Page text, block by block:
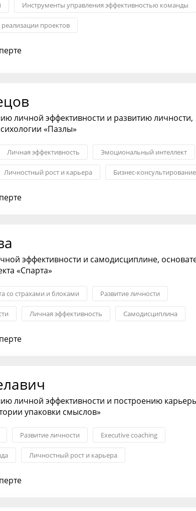
Инструменты управления эффективностью команды
проектов
бизнеса
личной эффективности и развитию личности,
«Пазлы»
Личная эффективность Эмоциональный интеллект
Личностный рост и карьера Бизнес-консультирование
эффективности и самодисциплине,
«Спарта»
со страхами и блоками Развитие личности
Личная эффективность Самодисциплина
личной эффективности и построению
упаковки смыслов»
Развитие личности Еxecutive coaching
Личностный рост и карьера
и моделирование